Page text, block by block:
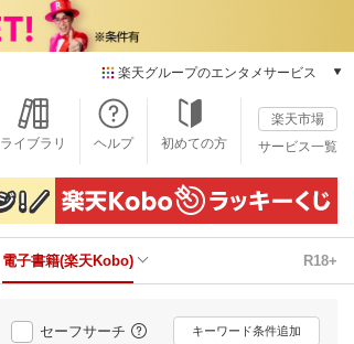
楽天グループのエンタメサービス
本/ゲーム/CD/DVD
楽天ブックス
電子書籍
楽天Kobo
雑誌読み放題
楽天ミュージック
動画配信
楽天TV
ライブラリ ヘルプ 初めての方
楽天市場
サービス一覧
電子書籍(楽天Kobo) R18+
セーフサーチ キーワード条件追加